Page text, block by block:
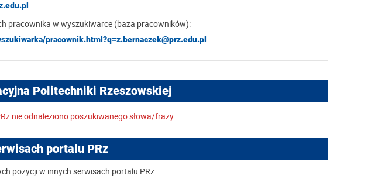
pracownika w wyszukiwarce (baza pracowników):
pracownik.html?q=z.bernaczek@prz.edu.pl
Politechniki Rzeszowskiej
nie odnaleziono poszukiwanego słowa/frazy.
portalu PRz
pozycji w innych serwisach portalu PRz